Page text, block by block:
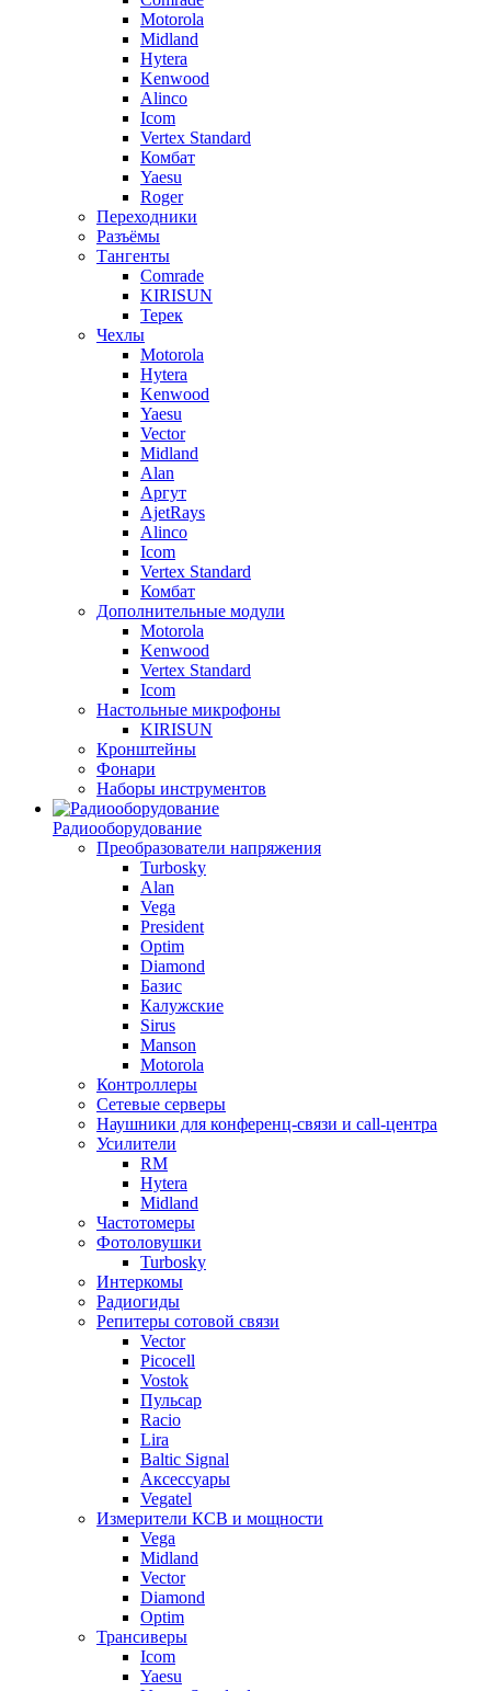
Motorola
Midland
Hytera
Kenwood
Alinco
Icom
Vertex Standard
Комбат
Yaesu
Roger
Переходники
Разъёмы
Тангенты
Comrade
KIRISUN
Терек
Чехлы
Motorola
Hytera
Kenwood
Yaesu
Vector
Midland
Alan
Аргут
AjetRays
Alinco
Icom
Vertex Standard
Комбат
Дополнительные модули
Motorola
Kenwood
Vertex Standard
Icom
Настольные микрофоны
KIRISUN
Кронштейны
Фонари
Наборы инструментов
Радиооборудование
Преобразователи напряжения
Turbosky
Alan
Vega
President
Optim
Diamond
Базис
Калужские
Sirus
Manson
Motorola
Контроллеры
Сетевые серверы
Наушники для конференц-связи и call-центра
Усилители
RM
Hytera
Midland
Частотомеры
Фотоловушки
Turbosky
Интеркомы
Радиогиды
Репитеры сотовой связи
Vector
Picocell
Vostok
Пульсар
Racio
Lira
Baltic Signal
Аксессуары
Vegatel
Измерители КСВ и мощности
Vega
Midland
Vector
Diamond
Optim
Трансиверы
Icom
Yaesu